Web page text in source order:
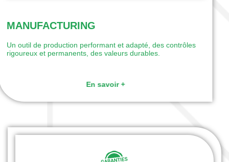
MANUFACTURING
Un outil de production performant et adapté, des contrôles
rigoureux et permanents, des valeurs durables.
En savoir +